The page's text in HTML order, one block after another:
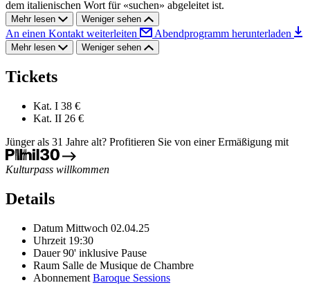
dem italienischen Wort für «suchen» abgeleitet ist.
Mehr lesen Weniger sehen
An einen Kontakt weiterleiten Abendprogramm herunterladen
Mehr lesen Weniger sehen
Tickets
Kat. I 38 €
Kat. II 26 €
Jünger als 31 Jahre alt? Profitieren Sie von einer Ermäßigung mit
Kulturpass willkommen
Details
Datum Mittwoch 02.04.25
Uhrzeit 19:30
Dauer 90' inklusive Pause
Raum Salle de Musique de Chambre
Abonnement Baroque Sessions